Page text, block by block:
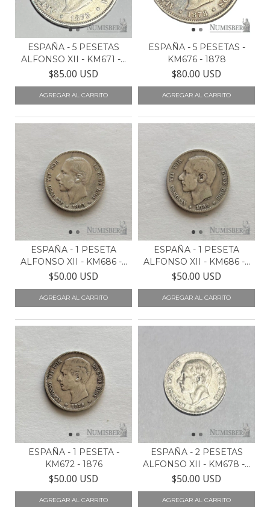
ESPAÑA - 5 PESETAS
ALFONSO XII - KM671 -...
$85.00 USD
ESPAÑA - 5 PESETAS -
KM676 - 1878
$80.00 USD
ESPAÑA - 1 PESETA
ALFONSO XII - KM686 -...
$50.00 USD
ESPAÑA - 1 PESETA
ALFONSO XII - KM686 -...
$50.00 USD
ESPAÑA - 1 PESETA -
KM672 - 1876
$50.00 USD
ESPAÑA - 2 PESETAS
ALFONSO XII - KM678 -...
$50.00 USD